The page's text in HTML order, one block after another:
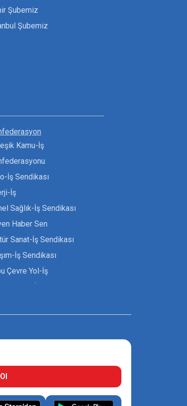
Şubemiz
Şubemiz
Kamu-İş
İş Sendikası
İş
Sağlık-İş Sendikası
Haber Sen
Sanat-İş Sendikası
İş Sendikası
Çevre Yol-İş
Diyanet - Sen